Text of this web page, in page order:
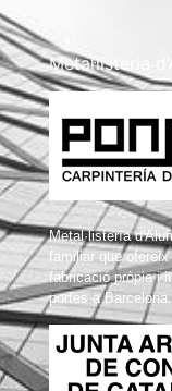
Metal·listería
Metal·listería
familiar que
fabricació pròpia i
portes a Barcelona.